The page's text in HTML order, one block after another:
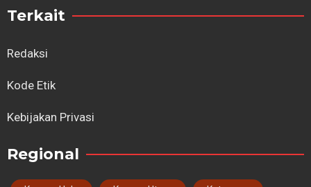
Terkait
Redaksi
Kode Etik
Kebijakan Privasi
Regional